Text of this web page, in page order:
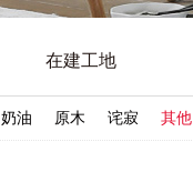
在建工地
奶油 原木 诧寂 其他